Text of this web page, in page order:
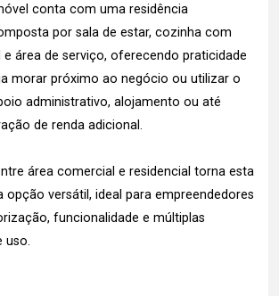
conta com uma residência
por sala de estar, cozinha com
e área de serviço, oferecendo praticidade
morar próximo ao negócio ou utilizar o
administrativo, alojamento ou até
de renda adicional.
área comercial e residencial torna esta
opção versátil, ideal para empreendedores
funcionalidade e múltiplas
uso.